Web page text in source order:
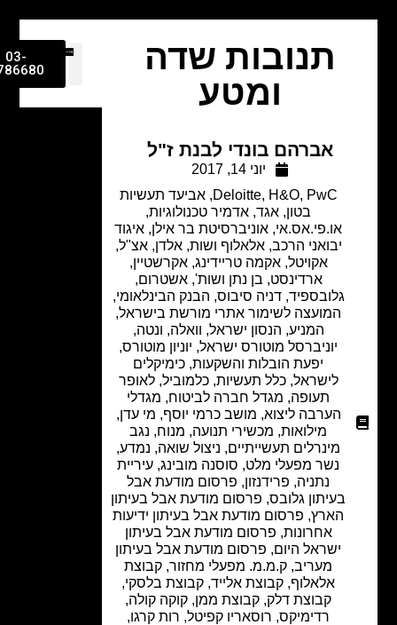
תנובות שדה
ומטע
אברהם בונדי לבנת ז"ל
Deloitte ,H&O
,אביעד תעשיות
אגד,אדמיר טכנולוגיות,
או.פי.אס.אי,אוניברסיטת בר אילן ,איגוד
יבואני הרכב,אלאלוף ושות,אלדן,אצ"ל,
,אקמה טריידינג,אקרשטיין,
ארדינסט, בן נתן ושות',אשטרום,
גלובספיד,דניה סיבוס, הבנק הבינלאומי,
המועצה לשימור אתרי מורשת בישראל ,
הנסון ישראל, וואלה,ונטה,
יוניברסל מוטורס ישראל, יוניון מוטורס
יפעת הובלות והשקעות,כימיקלים
,כלל תעשיות ,כלמוביל,לאופר
מגדל חברה לביטוח,מגדלי
הערבה ליצוא,מושב כרמי יוסף,מי עדן,
מילואות ,מכשירי תנועה, מנוח,נגב
מינרלים תעשייתיים,ניצול שואה,נמדע,
נשר מפעלי מלט,סוסנה מובינג, עיריית
פרידנזון ,פרסום מודעת אבל
בעיתון גלובס, פרסום מודעת אבל בעיתון
פרסום מודעת אבל בעיתון ידיעות
אחרונות,פרסום מודעת אבל בעיתון
ישראל היום,פרסום מודעת אבל בעיתון
ק.מ.מ. מפעלי מחזור, קבוצת
,קבוצת אלייד,קבוצת בלסקי,
קבוצת דלק,קבוצת ממן,קוקה קולה,
רדימיקס,רוסאריו קפיטל, רות קרגו,
03-
9786680